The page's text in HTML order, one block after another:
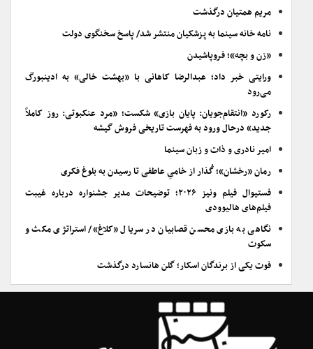
مریم همتیان درگذشت
نامه خانه سینما به پزشکیان منتشر شد/ پاسخ سخنگوی دولت
«زن و بچه»؛ فروپاشیدن
ورایتی خبر داد؛ عبدالرضا کاهانی با «بهشت خالی» به ادینبورگ
می‌رود
رکورد «انتقام‌جویان: پایان بازی» شکست؛ «مرد عنکبوتی: روز کاملاً
جدید» درحال ورود به فهرست تاریخی فروش گیشه
امیر نادری و ذات و زبان سینما
رمان «رخشان»؛ گُذار از خامیِ عاطفی تا رسیدن به بلوغ فکری
فستیوال فیلم ونیز ۲۰۲۶؛ توضیحات مدیر جشنواره درباره غیبت
فیلم‌های هالیوودی
نگاهی به بازی محسن قصابیان در سریال «کلاغ»/ استراتژی مکث و
سکوت
فوت یکی از برندگان اسکار؛ گلن هانسارد درگذشت